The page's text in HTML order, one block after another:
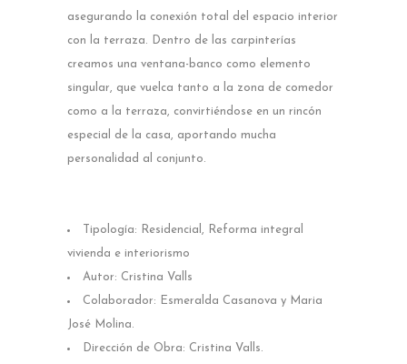
asegurando la conexión total del espacio interior
con la terraza. Dentro de las carpinterías
creamos una ventana-banco como elemento
singular, que vuelca tanto a la zona de comedor
como a la terraza, convirtiéndose en un rincón
especial de la casa, aportando mucha
personalidad al conjunto.
Tipología: Residencial, Reforma integral
vivienda e interiorismo
Autor: Cristina Valls
Colaborador: Esmeralda Casanova y Maria
José Molina.
Dirección de Obra: Cristina Valls.